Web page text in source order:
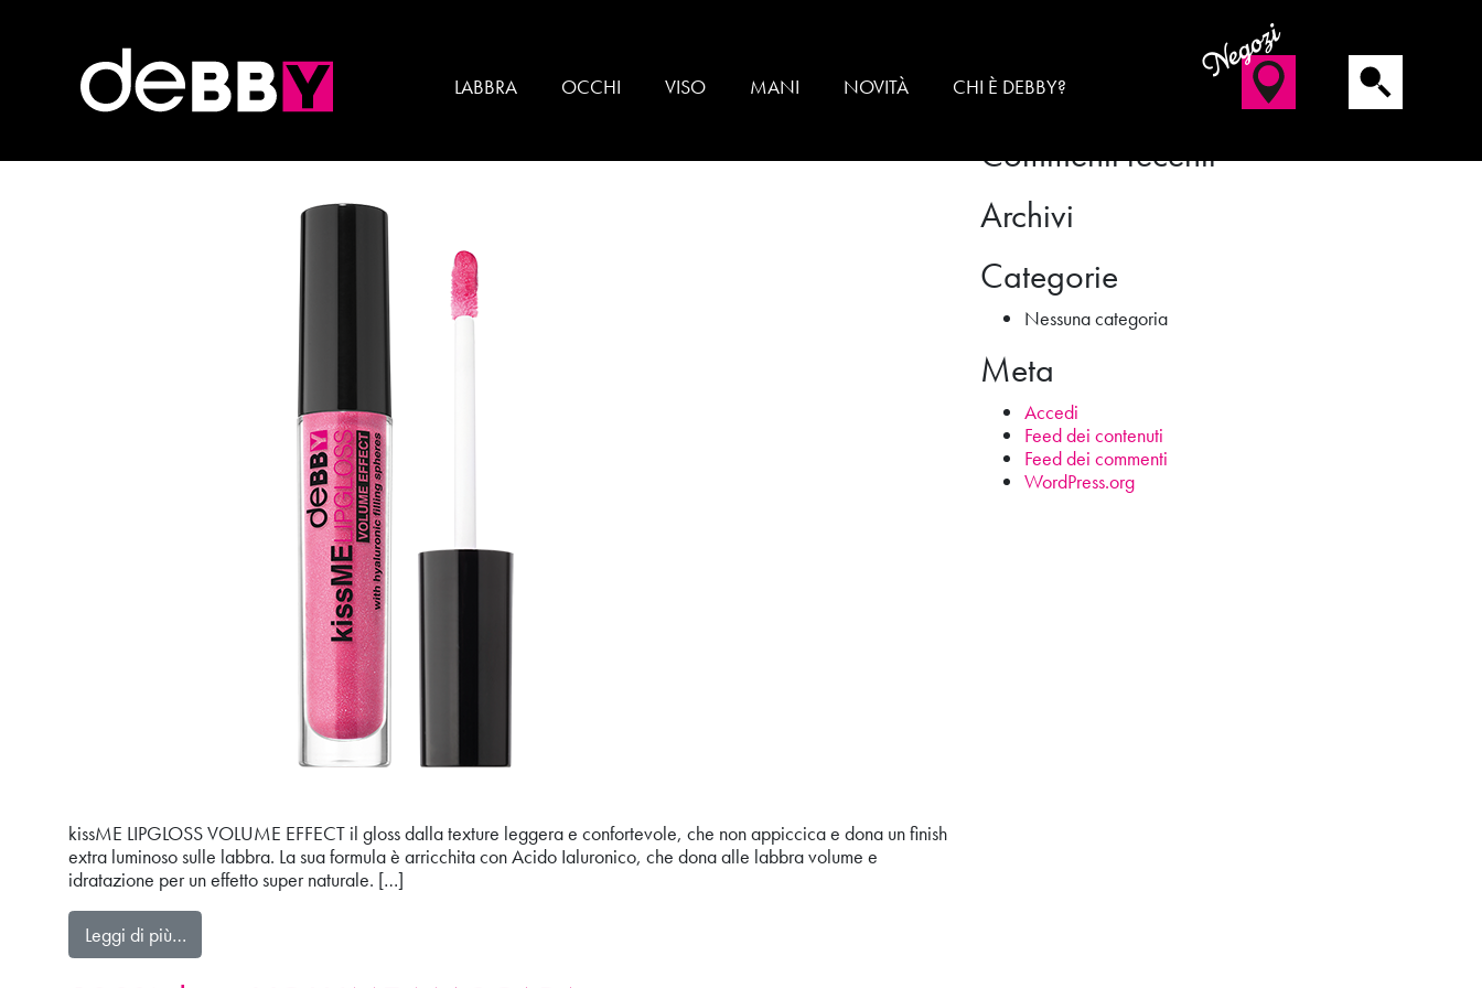
LABBRA OCCHI VISO MANI NOVITÀ CHI È DEBBY? Negozi
Caratteristica:
kissME LIPGLOSS VOLUME EFFECT
kissME LIPGLOSS VOLUME EFFECT il gloss dalla texture leggera e confortevole, che non appiccica e dona un finish
extra luminoso sulle labbra. La sua formula è arricchita con Acido Ialuronico, che dona alle labbra volume e
idratazione per un effetto super naturale. […]
Leggi di più…from kissME LIPGLOSS VOLUME EFFECT
Cerca
Commenti recenti
Archivi
Categorie
Nessuna categoria
Meta
Accedi
Feed dei contenuti
Feed dei commenti
WordPress.org